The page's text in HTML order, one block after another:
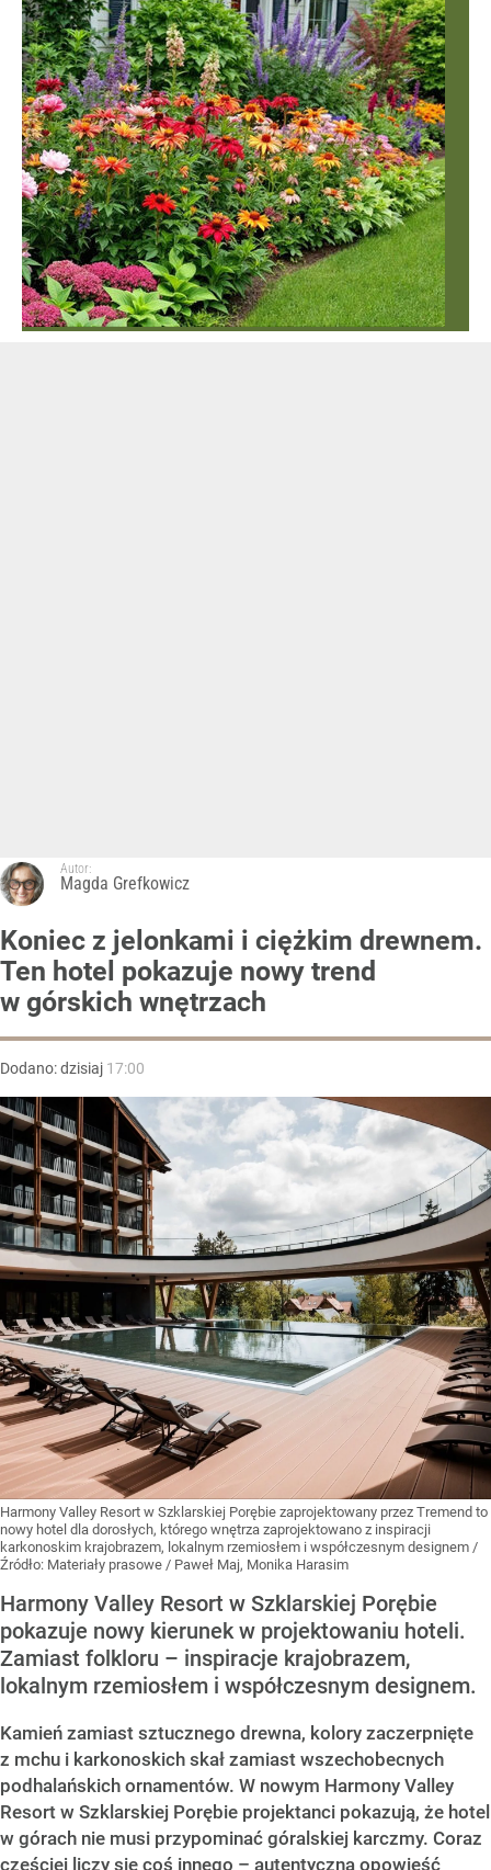
Autor:
Magda Grefkowicz
Koniec z jelonkami i ciężkim drewnem.
Ten hotel pokazuje nowy trend
w górskich wnętrzach
Dodano:dzisiaj 17:00
Harmony Valley Resort w Szklarskiej Porębie zaprojektowany przez Tremend to
nowy hotel dla dorosłych, którego wnętrza zaprojektowano z inspiracji
karkonoskim krajobrazem, lokalnym rzemiosłem i współczesnym designem /
Źródło: Materiały prasowe / Paweł Maj, Monika Harasim
Harmony Valley Resort w Szklarskiej Porębie
pokazuje nowy kierunek w projektowaniu hoteli.
Zamiast folkloru – inspiracje krajobrazem,
lokalnym rzemiosłem i współczesnym designem.
Kamień zamiast sztucznego drewna, kolory zaczerpnięte
z mchu i karkonoskich skał zamiast wszechobecnych
podhalańskich ornamentów. W nowym Harmony Valley
Resort w Szklarskiej Porębie projektanci pokazują, że hotel
w górach nie musi przypominać góralskiej karczmy. Coraz
częściej liczy się coś innego – autentyczna opowieść